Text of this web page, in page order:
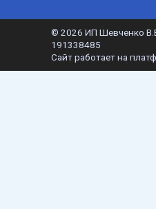
© 2026 ИП Шевченко
191338485
Сайт работает на